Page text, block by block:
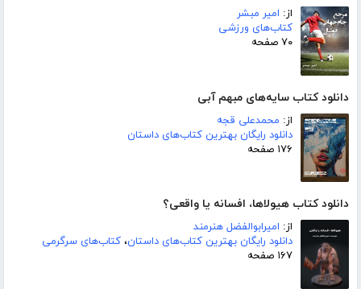
از: امیر مبشر
کتاب‌های ورزشی
۷۰ صفحه
دانلود کتاب سایه‌های مبهم آبی
از: محمدعلی قجه
دانلود رایگان بهترین کتاب‌های داستان
۱۷۶ صفحه
دانلود کتاب هیولاها، افسانه یا واقعی؟
از: امیرابوالفضل هنرمند
دانلود رایگان بهترین کتاب‌های داستان، کتاب‌های سرگرمی
۱۶۷ صفحه